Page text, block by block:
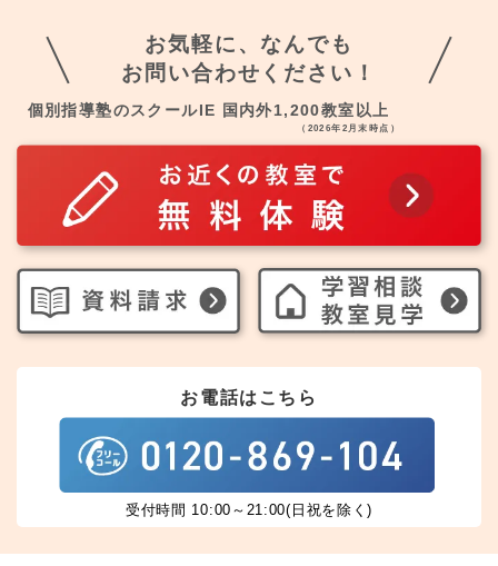
お気軽に、なんでも
お問い合わせください！
個別指導塾のスクールIE 国内外1,200教室以上
（2026年2月末時点）
お電話はこちら
受付時間 10:00～21:00(日祝を除く)